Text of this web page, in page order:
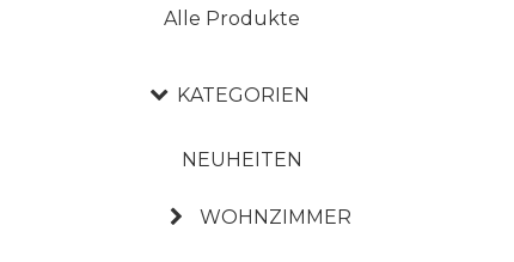
Alle Produkte
KATEGORIEN
NEUHEITEN
WOHNZIMMER